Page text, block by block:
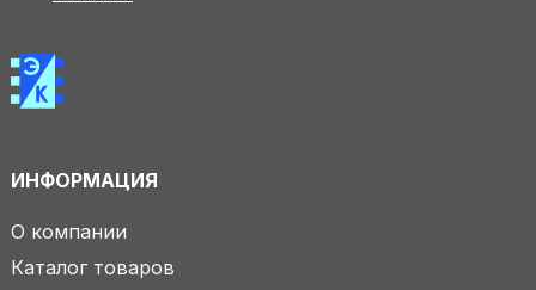
ИНФОРМАЦИЯ
О компании
Каталог товаров